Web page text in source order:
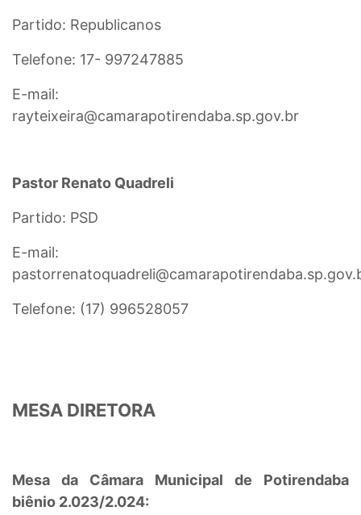
Partido: Republicanos
Telefone: 17- 997247885
E-mail:
rayteixeira@camarapotirendaba.sp.gov.br
Pastor Renato Quadreli
Partido: PSD
E-mail:
Telefone: (17) 996528057
MESA DIRETORA
Mesa da Câmara Municipal de Potirendaba
biênio 2.023/2.024: